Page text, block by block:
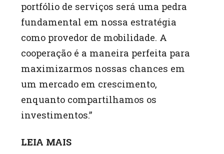
portfólio de serviços será uma pedra
fundamental em nossa estratégia
como provedor de mobilidade. A
cooperação é a maneira perfeita para
maximizarmos nossas chances em
um mercado em crescimento,
enquanto compartilhamos os
investimentos.”
LEIA MAIS